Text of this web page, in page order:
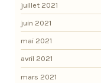
juillet 2021
juin 2021
mai 2021
avril 2021
mars 2021